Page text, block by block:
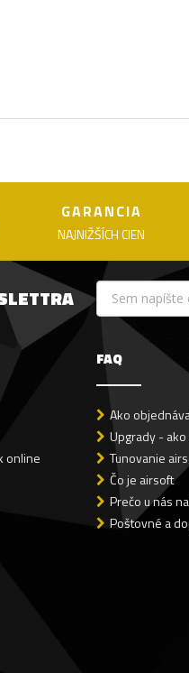
GARANCIA
NAJNIŽŠÍCH CIEN
online
FAQ
Ako
Upgrady -
Tunovanie
Čo je airsoft
Prečo u nás
Poštovné a